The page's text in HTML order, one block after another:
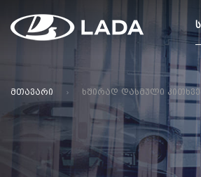
ᲛᲗᲐᲕᲐᲠᲘ ᲮᲨᲘᲠᲐᲓ ᲓᲐᲡᲛᲣᲚᲘ